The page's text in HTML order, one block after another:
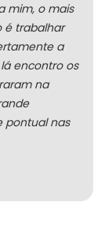
mim, o mais
é trabalhar
a
encontro os
na
pontual nas